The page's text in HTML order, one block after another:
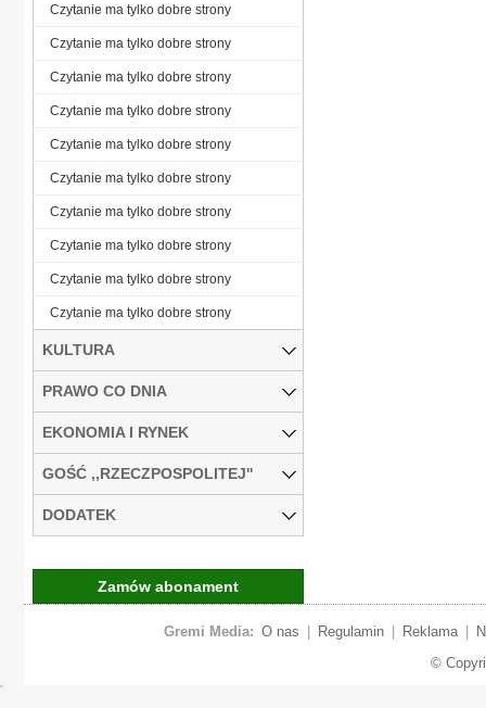
Czytanie ma tylko dobre strony
Czytanie ma tylko dobre strony
Czytanie ma tylko dobre strony
Czytanie ma tylko dobre strony
Czytanie ma tylko dobre strony
Czytanie ma tylko dobre strony
Czytanie ma tylko dobre strony
Czytanie ma tylko dobre strony
Czytanie ma tylko dobre strony
Czytanie ma tylko dobre strony
KULTURA
PRAWO CO DNIA
EKONOMIA I RYNEK
GOŚĆ ,,RZECZPOSPOLITEJ''
DODATEK
Zamów abonament
Gremi Media: O nas Regulamin Reklama
©